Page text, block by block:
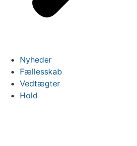
Nyheder
Fællesskab
Vedtægter
Hold